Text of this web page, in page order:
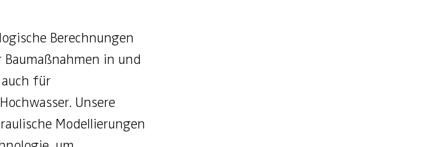
Berechnungen
in und
auch für
Unsere
Modellierungen